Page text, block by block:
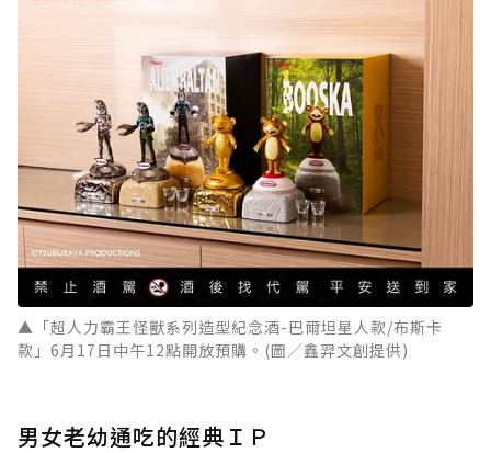
▲「超人力霸王怪獸系列造型紀念酒-巴爾坦星人款/布斯卡
款」6月17日中午12點開放預購。(圖／鑫羿文創提供)
男女老幼通吃的經典ＩＰ